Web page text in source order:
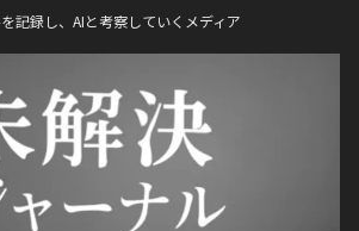
記録し、AIと考察していくメディア